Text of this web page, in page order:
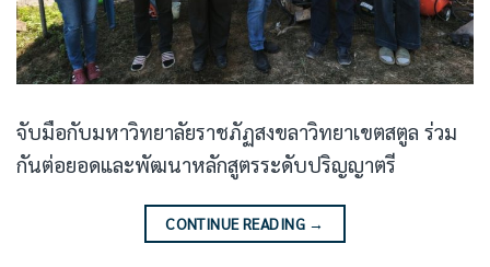
จับมือกับมหาวิทยาลัยราชภัฏสงขลาวิทยาเขตสตูล ร่วม
กันต่อยอดและพัฒนาหลักสูตรระดับปริญญาตรี
CONTINUE READING →